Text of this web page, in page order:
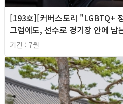
[193호][커버스토리 "LGBTQ+
그럼에도, 선수로 경기장 안에 남
기간 : 7월